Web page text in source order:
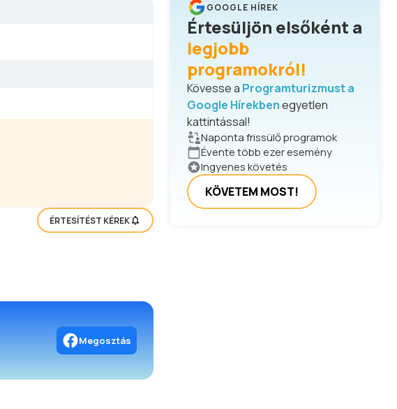
ÉRTESÍTÉST KÉREK
Megosztás
GOOGLE HÍREK
Értesüljön elsőként a
legjobb
programokról!
Kövesse a Programturizmust a
Google Hírekbenegyetlen
kattintással!
Naponta frissülő programok
Évente több ezer esemény
Ingyenes követés
KÖVETEM MOST!